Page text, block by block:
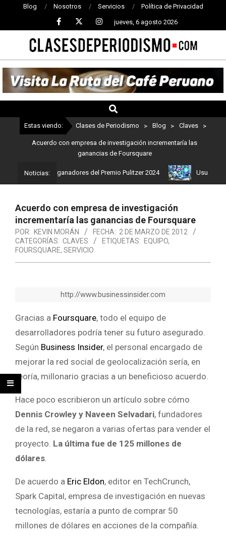
Blog Nosotros Servicios Política de Privacidad
jueves, 6 agosto 2026
CLASES
DE
PERIODISMO
Estas viendo: Clases de Periodismo > Blog > Claves >
Acuerdo con empresa de investigación incrementaría las
ganancias de Foursquare
Noticias:
Estos son los ganadores del Premio Pulitzer 2024 Usuarios de
Acuerdo con empresa de investigación
incrementaría las ganancias de Foursquare
POR: KEVIN MORÁN FECHA: 2 DE MARZO DE 2012
CATEGORÍAS: CLAVES ETIQUETAS: EQUIPO,
FOURSQUARE, SERVICIO
http://www.businessinsider.com
Gracias a Foursquare, todo el equipo de
desarrolladores podría tener su futuro asegurado.
Según Business Insider, el personal encargado de
mejorar la red social de geolocalización sería, en
teoría, millonario gracias a un beneficioso acuerdo.
Hace poco escribieron un artículo sobre cómo
Dennis Crowley y Naveen Selvadari, fundadores
de la red, se negaron a varias ofertas para vender el
proyecto. La última fue de 125 millones de
dólares
De acuerdo a Eric Eldon, editor en TechCrunch,
Spark Capital, empresa de investigación en nuevas
tecnologías, estaría a punto de comprar 50
millones de dólares en acciones de la compañía.